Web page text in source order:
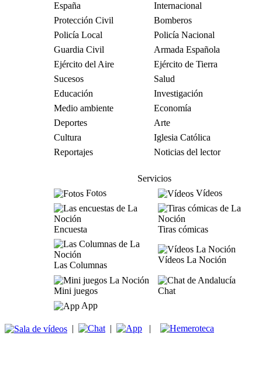
España
Internacional
Protección Civil
Bomberos
Policía Local
Policía Nacional
Guardia Civil
Armada Española
Ejército del Aire
Ejército de Tierra
Sucesos
Salud
Educación
Investigación
Medio ambiente
Economía
Deportes
Arte
Cultura
Iglesia Católica
Reportajes
Noticias del lector
Servicios
Fotos
Vídeos
Encuesta Tiras cómicas
Las Columnas
Vídeos La Noción
Mini juegos
Chat
App
| | |